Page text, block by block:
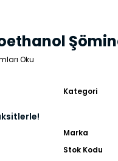
Oku
Kategori
Marka
Stok Kodu